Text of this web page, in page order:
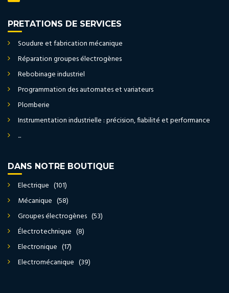
PRETATIONS DE SERVICES
Soudure et fabrication mécanique
Réparation groupes électrogènes
Rebobinage industriel
Programmation des automates et variateurs
Plomberie
Instrumentation industrielle : précision, fiabilité et performance
...
DANS NOTRE BOUTIQUE
Electrique (101)
Mécanique (58)
Groupes électrogènes (53)
Électrotechnique (8)
Electronique (17)
Electromécanique (39)